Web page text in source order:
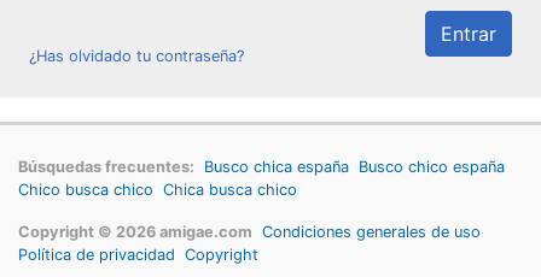
¿Has olvidado tu contraseña?
Búsquedas frecuentes: Busco chica españa Busco chico españa
Chico busca chico Chica busca chico
Copyright © 2026 amigae.com Condiciones generales de uso
Política de privacidad Copyright